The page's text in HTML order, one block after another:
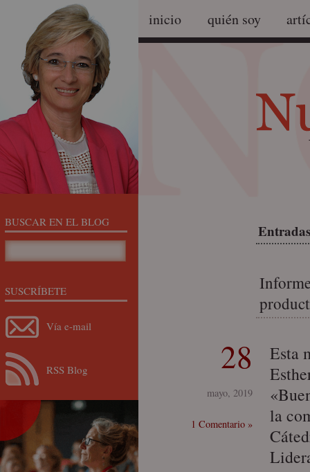
inicio quién soy
28
mayo, 2019
1 Comentario »
Esta
la
BUSCAR EN EL BLOG
SUSCRÍBETE
Vía e-mail
RSS Blog